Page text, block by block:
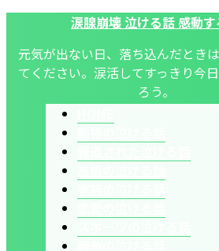
涙腺崩壊 泣ける話 感動
元気が出ない日、落ち込んだとき
てください。涙活してすっきり今
ろう。